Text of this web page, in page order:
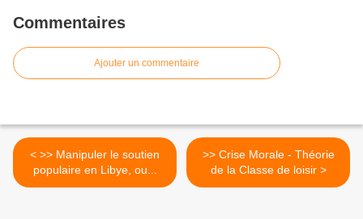
Commentaires
Ajouter un commentaire
< >> Manipuler le soutien
populaire en Libye, ou...
>> Crise Morale - Théorie
de la Classe de loisir >